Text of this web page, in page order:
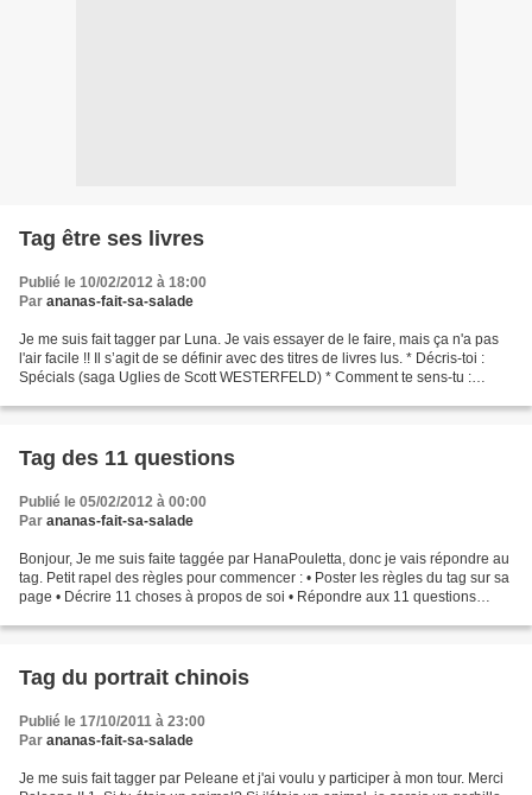
Tag être ses livres
Publié le 10/02/2012 à 18:00
Par ananas-fait-sa-salade
Je me suis fait tagger par Luna. Je vais essayer de le faire, mais ça n'a pas
l'air facile !! Il s’agit de se définir avec des titres de livres lus. * Décris-toi :
Spécials (saga Uglies de Scott WESTERFELD) * Comment te sens-tu :
Tag des 11 questions
Publié le 05/02/2012 à 00:00
Par ananas-fait-sa-salade
Bonjour, Je me suis faite taggée par HanaPouletta, donc je vais répondre au
tag. Petit rapel des règles pour commencer : • Poster les règles du tag sur sa
page • Décrire 11 choses à propos de soi • Répondre aux 11 questions
Tag du portrait chinois
Publié le 17/10/2011 à 23:00
Par ananas-fait-sa-salade
Je me suis fait tagger par Peleane et j'ai voulu y participer à mon tour. Merci